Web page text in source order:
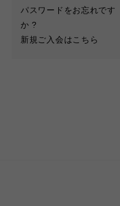
パスワードをお忘れです
か ?
新規ご入会はこちら